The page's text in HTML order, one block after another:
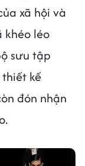
xã hội và
khéo léo
sưu tập
kế
đón nhận